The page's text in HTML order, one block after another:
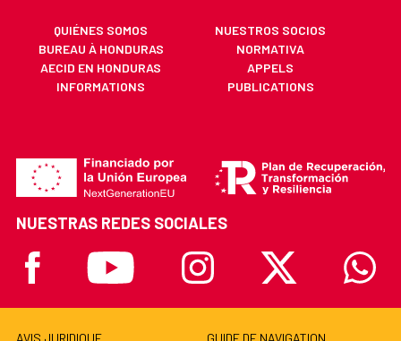
QUIÉNES SOMOS
NUESTROS SOCIOS
BUREAU À HONDURAS
NORMATIVA
AECID EN HONDURAS
APPELS
INFORMATIONS
PUBLICATIONS
NUESTRAS REDES SOCIALES
FacebookYoutube Instagram X